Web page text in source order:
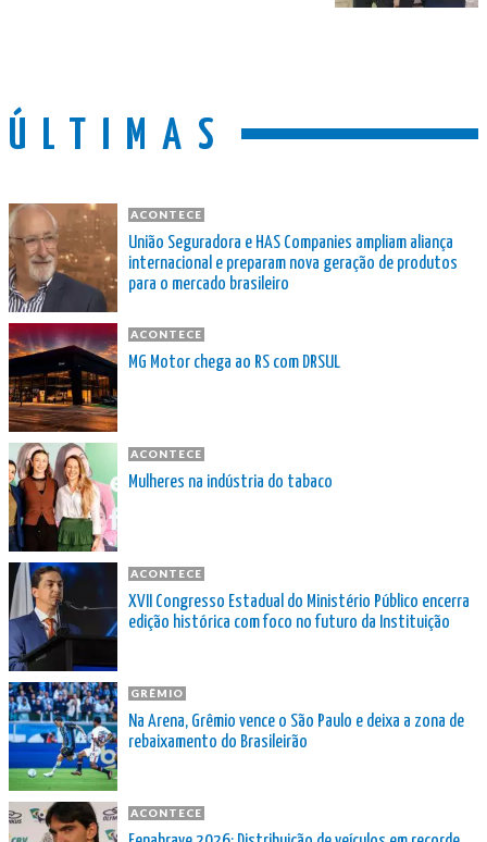
ÚLTIMAS
ACONTECE
União Seguradora e HAS Companies ampliam aliança
internacional e preparam nova geração de produtos
para o mercado brasileiro
ACONTECE
MG Motor chega ao RS com DRSUL
ACONTECE
Mulheres na indústria do tabaco
ACONTECE
XVII Congresso Estadual do Ministério Público encerra
edição histórica com foco no futuro da Instituição
GRÊMIO
Na Arena, Grêmio vence o São Paulo e deixa a zona de
rebaixamento do Brasileirão
ACONTECE